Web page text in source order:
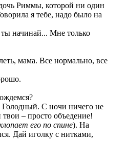
Риммы, которой ни один
я тебе, надо было на
ты начинай... Мне только
мама. Все нормально, все
Голодный. С ночи ничего не
– просто объедение!
его по спине). На
Дай иголку с нитками,